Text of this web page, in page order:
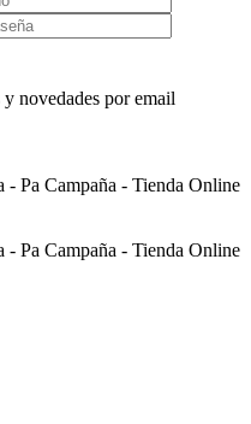
novedades por email